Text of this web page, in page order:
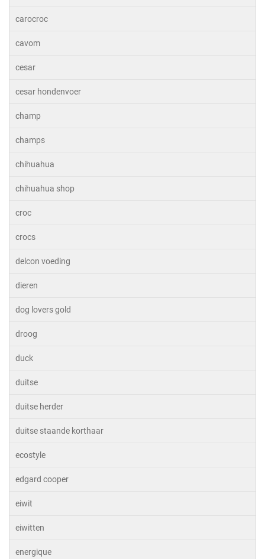
carocroc
cavom
cesar
cesar hondenvoer
champ
champs
chihuahua
chihuahua shop
croc
crocs
delcon voeding
dieren
dog lovers gold
droog
duck
duitse
duitse herder
duitse staande korthaar
ecostyle
edgard cooper
eiwit
eiwitten
energique